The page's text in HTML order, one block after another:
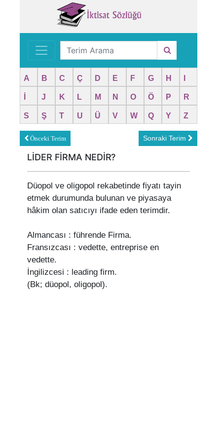
A B C Ç D E F G H
J K L M N O Ö P R
S Ş T U Ü V W Q Y Z
Önceki Terim Sonraki Terim
LİDER FİRMA NEDİR?
Düopol ve oligopol rekabetinde fiyatı tayin
etmek durumunda bulunan ve piyasaya
hâkim olan satıcıyı ifade eden terimdir.
Almancası : führende Firma.
Fransızcası : vedette, entreprise en
vedette.
İngilizcesi : leading firm.
(Bk; düopol, oligopol).